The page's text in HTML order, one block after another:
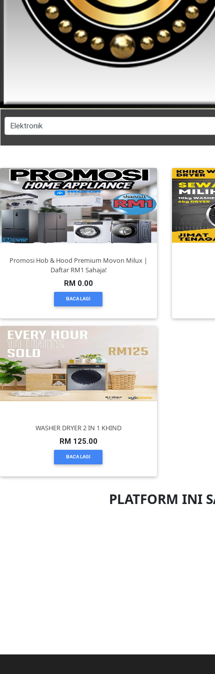
Promosi Hob & Hood Premium Movon Milux |
Daftar RM1 Sahaja!
RM 0.00
BACA LAGI
WASHER DRYER 2 IN 1 KHIND
RM 125.00
BACA LAGI
PLATFORM INI
FESYEN
WANITA(0)
FESYEN
LELAKI(0)
MINYAK
PENDIDIKAN(19)
DERMA
DAN
PEMBORONG(2)
PRODUK
DIGITAL(29)
PERNIAGAAN(41)
KENDERAAN(6)
BARANG